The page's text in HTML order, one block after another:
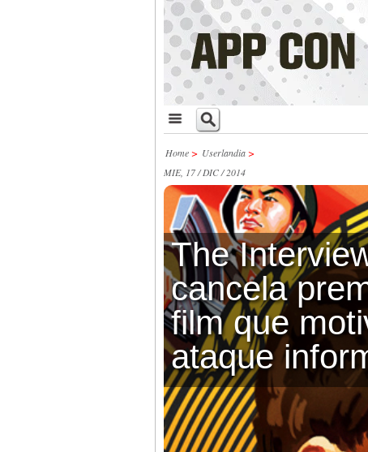
Home> Userlandia>
MIE, 17 / DIC / 2014
The
cancela
film que
ataque